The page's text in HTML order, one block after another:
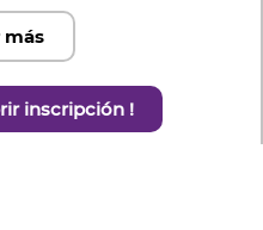
más
inscripción !